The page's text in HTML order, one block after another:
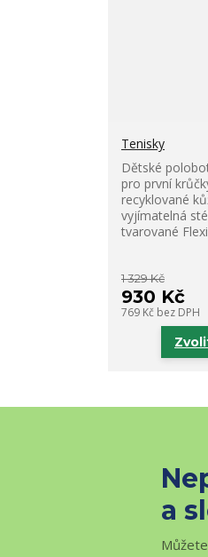
Tenisky
Dětské
pro první
recyklované
vyjímatelná
tvarované
1 329 Kč
930 Kč
769 Kč bez DPH
a